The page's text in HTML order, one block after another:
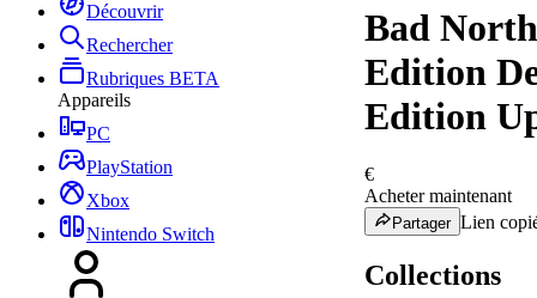
Découvrir
Rechercher
Rubriques BETA
Appareils
PC
PlayStation
Xbox
Nintendo Switch
Bad
Edition
Edition
€
Acheter maintenant
Partager Lien
Collections